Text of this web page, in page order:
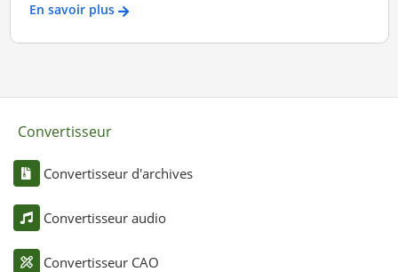
En savoir plus
Convertisseur
Convertisseur d'archives
Convertisseur audio
Convertisseur CAO